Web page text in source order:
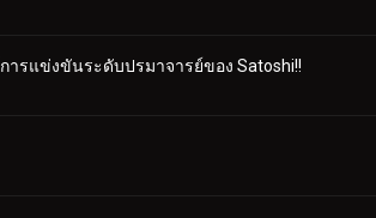
รแข่งขันระดับปรมาจารย์ของ Satoshi!!